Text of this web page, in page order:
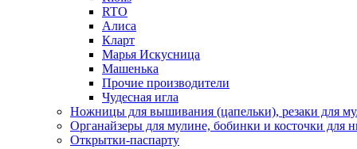
RTO
Алиса
Кларт
Марья Искусница
Машенька
Прочие производители
Чудесная игла
Ножницы для вышивания (цапельки), резаки для
Органайзеры для мулине, бобинки и косточки для
Открытки-паспарту